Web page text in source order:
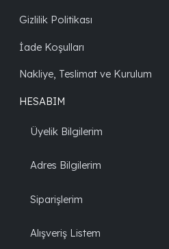
Gizlilik Politikası
İade Koşulları
Nakliye, Teslimat ve Kurulum
HESABIM
Üyelik Bilgilerim
Adres Bilgilerim
Siparişlerim
Alışveriş Listem